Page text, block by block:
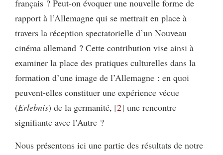
français ? Peut-on évoquer une nouvelle forme de
rapport à l’Allemagne qui se mettrait en place à
travers la réception spectatorielle d’un Nouveau
cinéma allemand ? Cette contribution vise ainsi à
examiner la place des pratiques culturelles dans la
formation d’une image de l’Allemagne : en quoi
peuvent-elles constituer une expérience vécue
(Erlebnis) de la germanité, 2 une rencontre
signifiante avec l’Autre ?
Nous présentons ici une partie des résultats de notre